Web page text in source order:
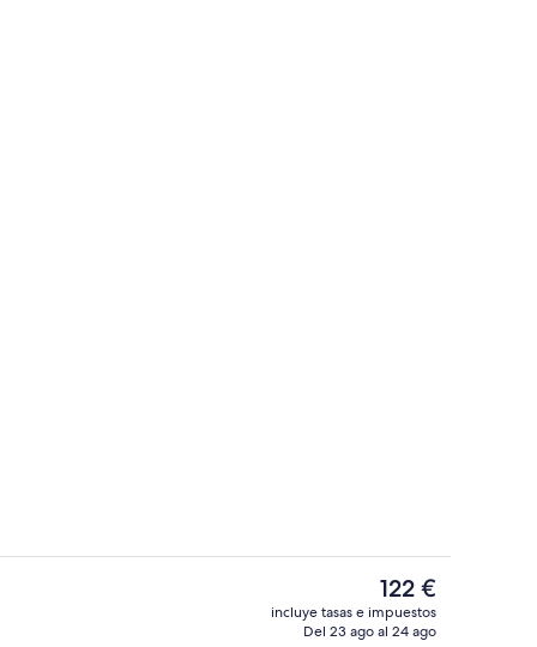
El
precio
actual
122 €
incluye tasas e impuestos
Del 23 ago al 24 ago